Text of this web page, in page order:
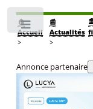
🏠
Accueil
>
📰
Actualités
>
Annonce partenaire
Toggle